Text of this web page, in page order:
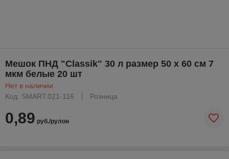
Мешок ПНД "Classik" 30 л размер 50 х 60 см 7
мкм белые 20 шт
Нет в наличии
Код: SMART.021-116
Розница
0,89 руб./рулон